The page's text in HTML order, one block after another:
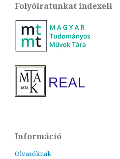
Folyóiratunkat indexeli
Információ
Olvasóknak